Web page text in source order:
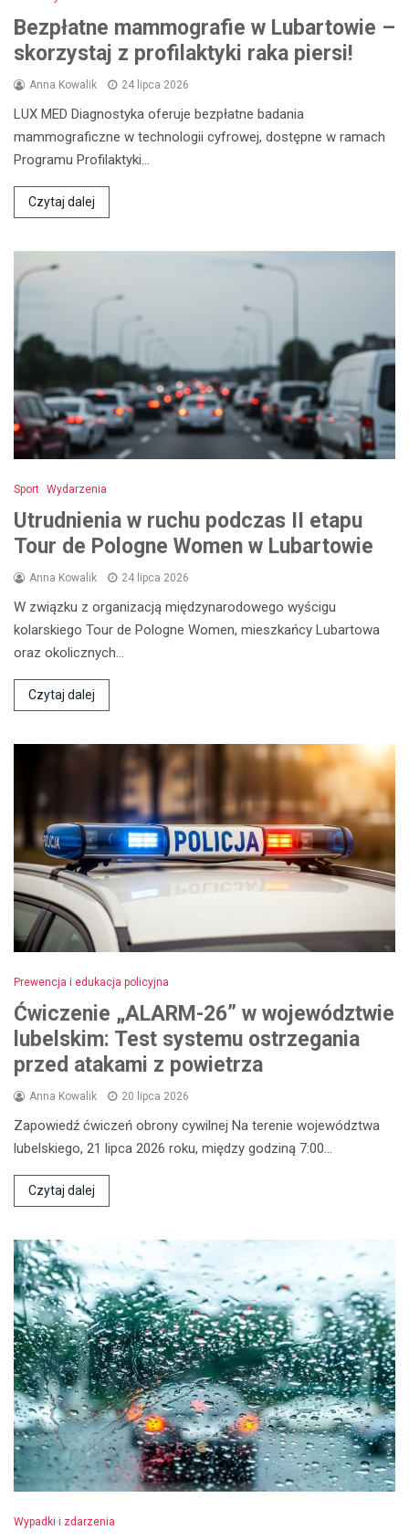
Bezpłatne mammografie w Lubartowie –
skorzystaj z profilaktyki raka piersi!
Anna Kowalik 24 lipca 2026
LUX MED Diagnostyka oferuje bezpłatne badania
mammograficzne w technologii cyfrowej, dostępne w ramach
Programu Profilaktyki…
Czytaj dalej
Sport Wydarzenia
Utrudnienia w ruchu podczas II etapu
Tour de Pologne Women w Lubartowie
Anna Kowalik 24 lipca 2026
W związku z organizacją międzynarodowego wyścigu
kolarskiego Tour de Pologne Women, mieszkańcy Lubartowa
oraz okolicznych…
Czytaj dalej
Prewencja i edukacja policyjna
Ćwiczenie „ALARM-26” w województwie
lubelskim: Test systemu ostrzegania
przed atakami z powietrza
Anna Kowalik 20 lipca 2026
Zapowiedź ćwiczeń obrony cywilnej Na terenie województwa
lubelskiego, 21 lipca 2026 roku, między godziną 7:00…
Czytaj dalej
Wypadki i zdarzenia